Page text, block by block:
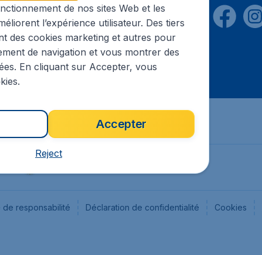
Flugladen.de
CheapTickets.ch
CheapTickets.sg
CheapTickets.nl
de responsabilité Déclaration de confidentialité Cookies
de nos sites Web et les
l’expérience utilisateur. Des tiers
des cookies marketing et autres pour
de navigation et vous montrer des
En cliquant sur Accepter, vous
Accepter
Reject